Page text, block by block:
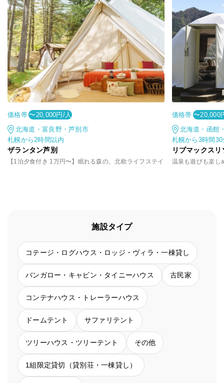
価格帯 〜20,000円/人
北海道・富良野・芦別市
札幌から2時間以内
ザランタン芦別
【1泊夕食付き 1万円〜】眠れる森の、北欧ライフステイ
価格帯 〜20,000
北海道・函館
札幌から3時間
リブマックス
施設タイプ
コテージ・ログハウス・ロッジ・ヴィラ・一棟貸し
バンガロー・キャビン・タイニーハウス 古民家
コンテナハウス・トレーラーハウス
ドームテント サファリテント
ツリーハウス・ツリーテント その他
1組限定貸切（貸別荘・一棟貸し）